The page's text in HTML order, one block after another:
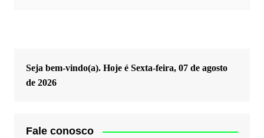
Seja bem-vindo(a). Hoje é Sexta-feira, 07 de agosto
de 2026
Fale conosco